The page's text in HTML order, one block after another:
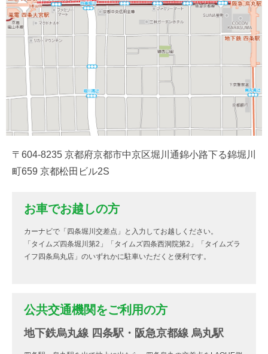
〒604-8235 京都府京都市中京区堀川通錦小路下る錦堀川
町659 京都松田ビル2S
お車でお越しの方
カーナビで「四条堀川交差点」と入力してお越しください。
「タイムズ四条堀川第2」「タイムズ四条西洞院第2」「タイムズラ
イフ四条烏丸店」のいずれかに駐車いただくと便利です。
公共交通機関をご利用の方
地下鉄烏丸線 四条駅・阪急京都線 烏丸駅